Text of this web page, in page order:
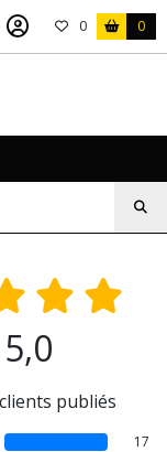
0 0
5,0
publiés
17